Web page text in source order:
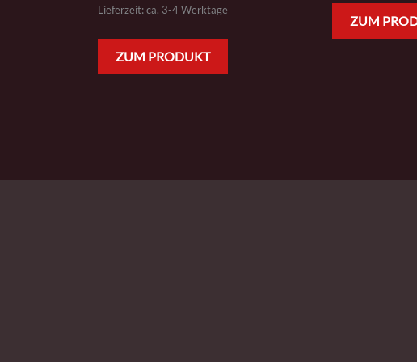
Lieferzeit: ca. 3-4 Werktage
ZUM PRODUKT
ZUM